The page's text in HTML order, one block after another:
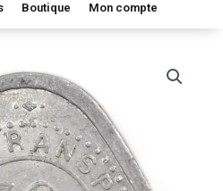
Boutique Mon compte